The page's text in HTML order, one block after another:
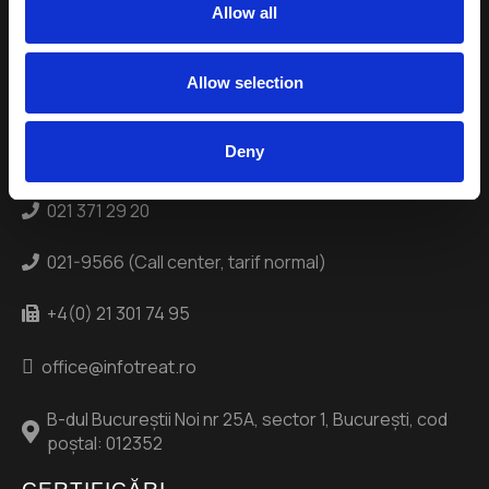
Allow all
Allow selection
Deny
Suntem dedicați transpunerii know-how-ului nostru în
optime pentru dezvoltarea afacerilor partenerilor noștri, prin
021 371 29 20
021-9566 (Call center, tarif normal)
+4(0) 21 301 74 95
office@infotreat.ro
B-dul Bucureștii Noi nr 25A, sector 1, București, cod
poștal: 012352